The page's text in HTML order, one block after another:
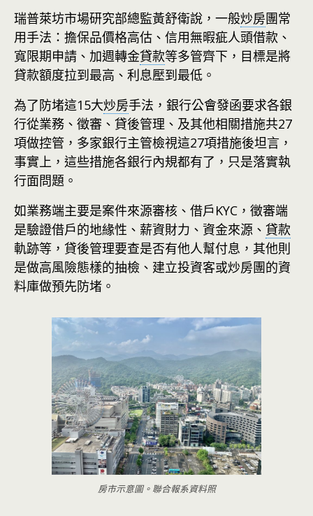
瑞普萊坊市場研究部總監黃舒衛說，一般炒房團常
用手法：擔保品價格高估、信用無暇疵人頭借款、
寬限期申請、加週轉金貸款等多管齊下，目標是將
貸款額度拉到最高、利息壓到最低。
為了防堵這15大炒房手法，銀行公會發函要求各銀
行從業務、徵審、貸後管理、及其他相關措施共27
項做控管，多家銀行主管檢視這27項措施後坦言，
事實上，這些措施各銀行內規都有了，只是落實執
行面問題。
如業務端主要是案件來源審核、借戶KYC，徵審端
是驗證借戶的地緣性、薪資財力、資金來源、 貸款
軌跡等，貸後管理要查是否有他人幫付息，其他則
是做高風險態樣的抽檢、建立投資客或炒房團的資
料庫做預先防堵。
房市示意圖。聯合報系資料照